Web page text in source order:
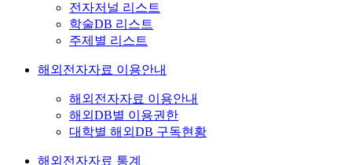
전자저널 리스트
학술DB 리스트
주제별 리스트
해외전자자료 이용안내
해외전자자료 이용안내
해외DB별 이용권한
대학별 해외DB 구독현황
해외전자자료 통계